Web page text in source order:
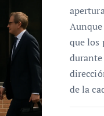
que los
de la